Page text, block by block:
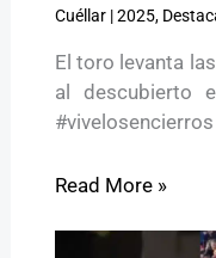
Cuéllar|2025,
El toro levanta
al descubierto
#vivelosencierros
Read More »